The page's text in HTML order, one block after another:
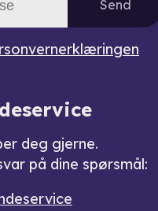
Send
deg gjerne.
på dine spørsmål: